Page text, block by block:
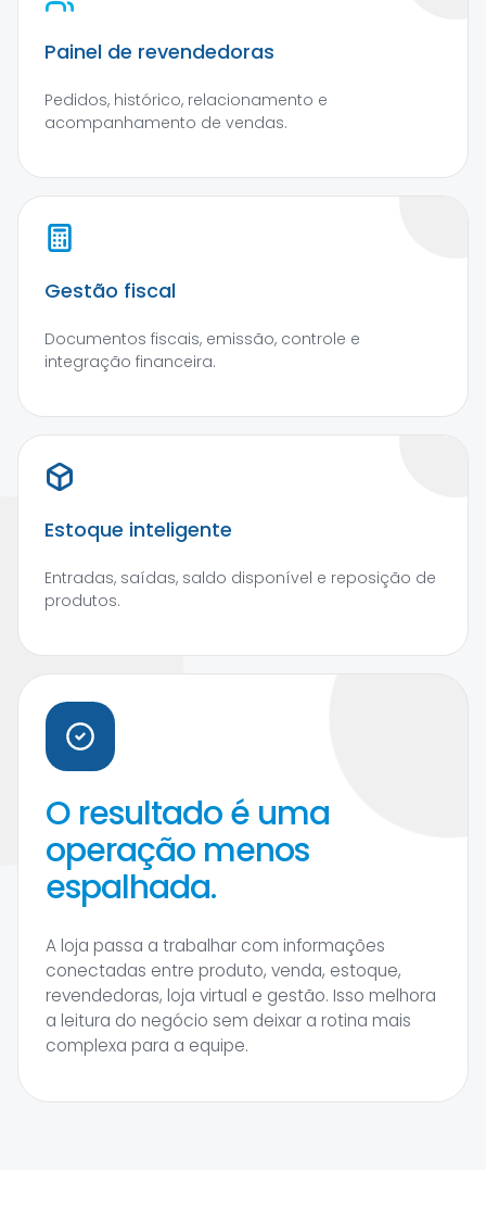
Painel de revendedoras
Pedidos, histórico, relacionamento e
acompanhamento de vendas.
Gestão fiscal
Documentos fiscais, emissão, controle e
integração financeira.
Estoque inteligente
Entradas, saídas, saldo disponível e reposição de
produtos.
O resultado é uma
operação menos
espalhada.
A loja passa a trabalhar com informações
conectadas entre produto, venda, estoque,
revendedoras, loja virtual e gestão. Isso melhora
a leitura do negócio sem deixar a rotina mais
complexa para a equipe.